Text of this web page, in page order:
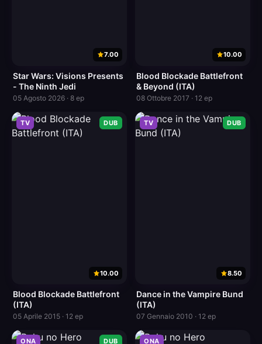
7.00
Star Wars: Visions Presents
- The Ninth Jedi
05 Agosto 2026 · 8 ep
10.00
Blood Blockade Battlefront
& Beyond (ITA)
08 Ottobre 2017 · 12 ep
TV DUB
10.00
Blood Blockade Battlefront
(ITA)
05 Aprile 2015 · 12 ep
TV DUB
8.50
Dance in the Vampire Bund
(ITA)
07 Gennaio 2010 · 12 ep
ONA DUB ONA